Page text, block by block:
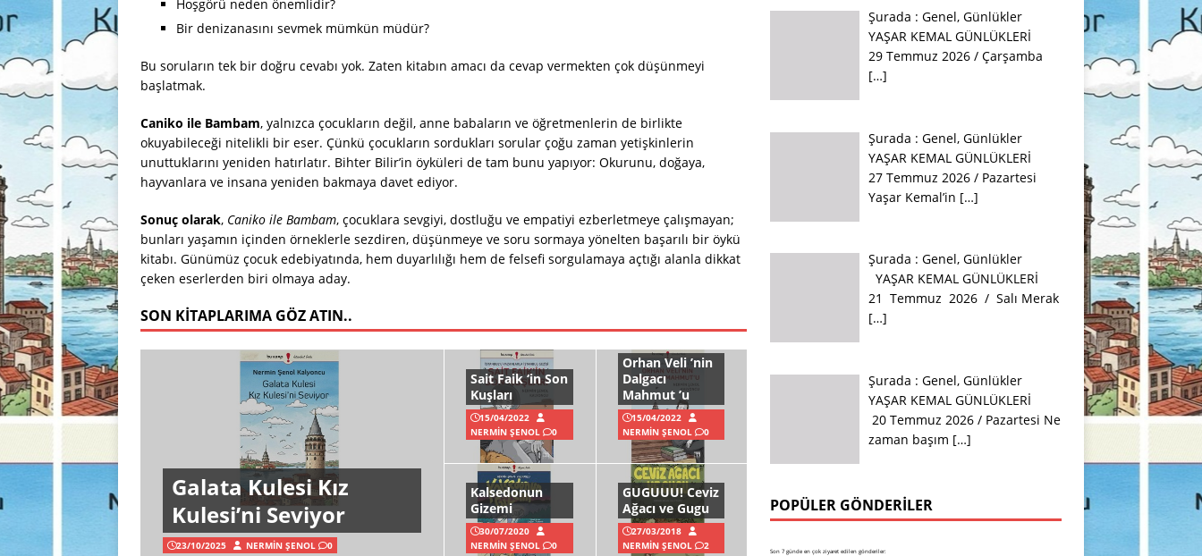
Hoşgörü neden önemlidir?
Bir denizanasını sevmek mümkün müdür?
Bu soruların tek bir doğru cevabı yok. Zaten kitabın amacı da cevap vermekten çok düşünmeyi
başlatmak.
Caniko ile Bambam, yalnızca çocukların değil, anne babaların ve öğretmenlerin de birlikte
okuyabileceği nitelikli bir eser. Çünkü çocukların sordukları sorular çoğu zaman yetişkinlerin
unuttuklarını yeniden hatırlatır. Bihter Bilir’in öyküleri de tam bunu yapıyor: Okurunu, doğaya,
hayvanlara ve insana yeniden bakmaya davet ediyor.
Sonuç olarak, Caniko ile Bambam, çocuklara sevgiyi, dostluğu ve empatiyi ezberletmeye çalışmayan;
bunları yaşamın içinden örneklerle sezdiren, düşünmeye ve soru sormaya yönelten başarılı bir öykü
kitabı. Günümüz çocuk edebiyatında, hem duyarlılığı hem de felsefi sorgulamaya açtığı alanla dikkat
çeken eserlerden biri olmaya aday.
SON KITAPLARIMA GÖZ ATIN..
Galata Kulesi Kız
Kulesi’ni Seviyor
23/10/2025 NERMIN ŞENOL 0
Sait Faik ‘in Son
Kuşları
15/04/2022
NERMIN ŞENOL
0
Orhan Veli ’nin
Dalgacı
Mahmut ’u
15/04/2022
NERMIN ŞENOL
0
Kalsedonun
Gizemi
30/07/2020
NERMIN ŞENOL
0
GUGUUU! Ceviz
Ağacı ve Gugu
27/03/2018
NERMIN ŞENOL
2
Şurada :Genel,Günlükler
YAŞAR KEMAL GÜNLÜKLERİ
29 Temmuz 2026 / Çarşamba
[…]
Şurada :Genel,Günlükler
YAŞAR KEMAL GÜNLÜKLERİ
27 Temmuz 2026 / Pazartesi
Yaşar Kemal’in […]
Şurada :Genel,Günlükler
YAŞAR KEMAL GÜNLÜKLERİ
21 Temmuz 2026 / Salı Merak
[…]
Şurada :Genel,Günlükler
YAŞAR KEMAL GÜNLÜKLERİ
20 Temmuz 2026 / Pazartesi Ne
zaman başım […]
POPÜLER GÖNDERILER
Son 7 günde en çok ziyaret edilen gönderiler: